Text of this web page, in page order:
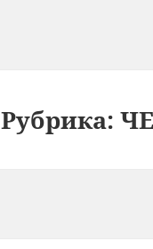
Рубрика: